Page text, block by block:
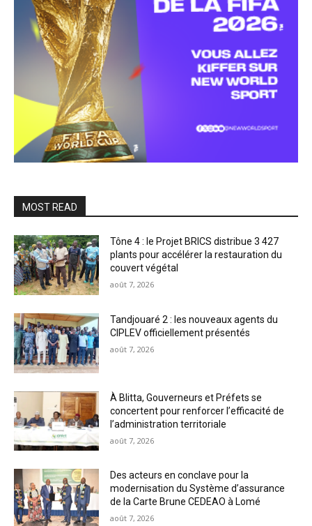
MOST READ
Tône 4 : le Projet BRICS distribue 3 427
plants pour accélérer la restauration du
couvert végétal
août 7, 2026
Tandjouaré 2 : les nouveaux agents du
CIPLEV officiellement présentés
août 7, 2026
À Blitta, Gouverneurs et Préfets se
concertent pour renforcer l’efficacité de
l’administration territoriale
août 7, 2026
Des acteurs en conclave pour la
modernisation du Système d’assurance
de la Carte Brune CEDEAO à Lomé
août 7, 2026